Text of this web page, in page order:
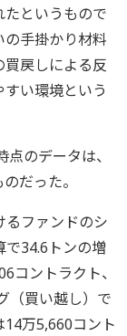
というもので
手掛かり材料
戻しによる反
い環境という
のデータは、
だった。
るファンドのシ
で34.6トンの増
コントラクト、
（買い越し）で
万5,660コント